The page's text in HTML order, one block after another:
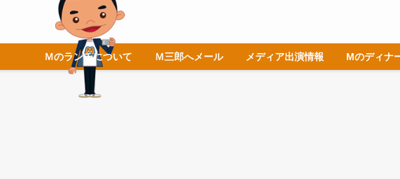
Ｍのランチについて Ｍ三郎へメール メディア出演情報 Mのディナ